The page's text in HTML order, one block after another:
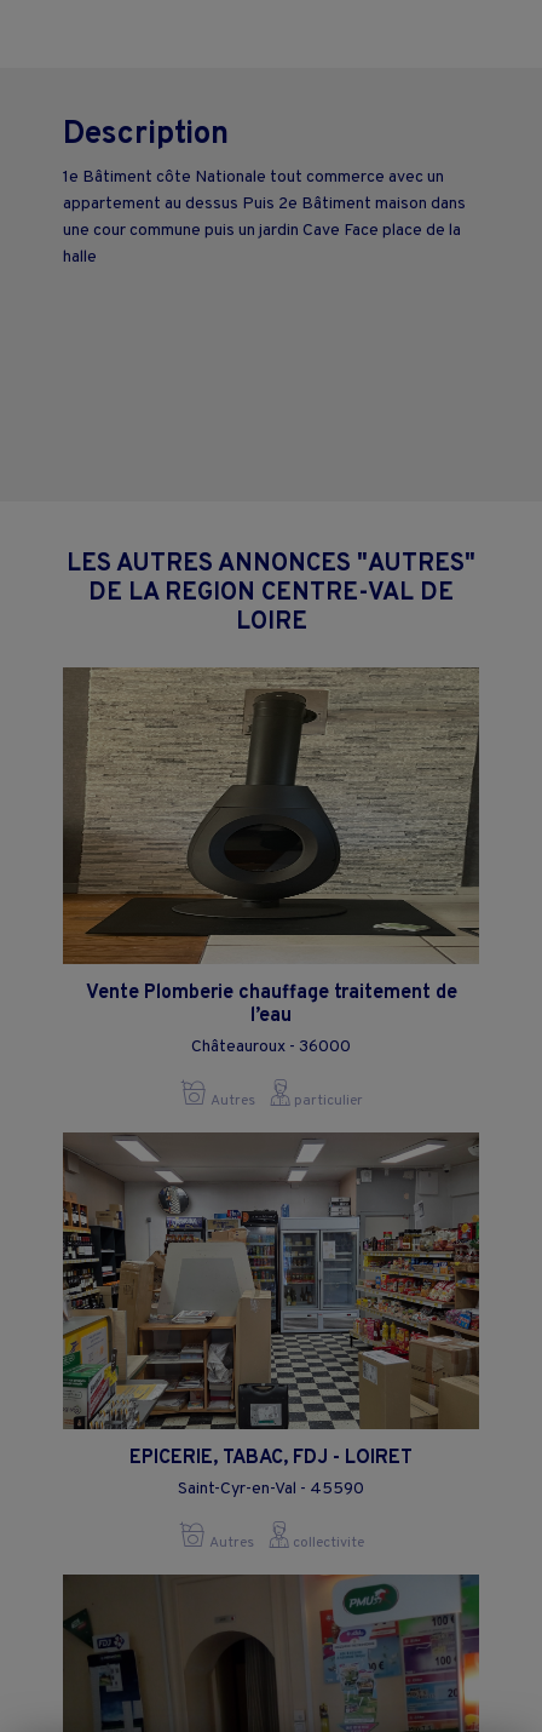
Description
1e Bâtiment côte Nationale tout commerce avec un
appartement au dessus Puis 2e Bâtiment maison dans
une cour commune puis un jardin Cave Face place de la
halle
LES AUTRES ANNONCES "AUTRES"
DE LA REGION CENTRE-VAL DE
LOIRE
Vente Plomberie chauffage traitement de
l’eau
Châteauroux - 36000
Autres particulier
EPICERIE, TABAC, FDJ - LOIRET
Saint-Cyr-en-Val - 45590
Autres collectivite